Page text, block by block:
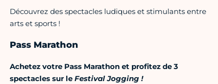
Découvrez des spectacles ludiques et stimulants entre
arts et sports !
Pass Marathon
Achetez votre Pass Marathon et profitez de 3
spectacles sur le Festival Jogging !